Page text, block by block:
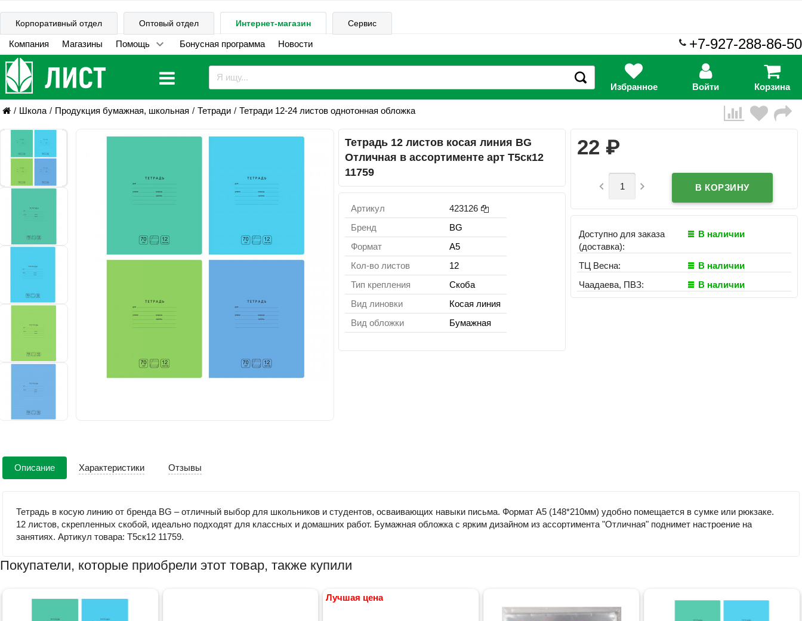
Корпоративный отдел Оптовый отдел Интернет-магазин Сервис
Компания Магазины Помощь Бонусная программа Новости +7-927-288-86-50
Избранное Войти Корзина
Школа Продукция бумажная, школьная Тетради Тетради 12-24 листов однотонная обложка
Тетрадь 12 листов косая линия BG
Отличная в ассортименте арт Т5ск12
11759
Артикул
423126
Бренд
BG
Формат
А5
Кол-во листов
12
Тип крепления
Скоба
Вид линовки
Косая линия
Вид обложки
Бумажная
22 ₽
 
Доступно для заказа
(доставка):
В наличии
ТЦ Весна:
В наличии
Чаадаева, ПВЗ:
В наличии
Описание Характеристики Отзывы
Тетрадь в косую линию от бренда BG – отличный выбор для школьников и студентов, осваивающих навыки письма. Формат А5 (148*210мм) удобно помещается в сумке или рюкзаке.
12 листов, скрепленных скобой, идеально подходят для классных и домашних работ. Бумажная обложка с ярким дизайном из ассортимента "Отличная" поднимет настроение на
занятиях. Артикул товара: Т5ск12 11759.
Покупатели, которые приобрели этот товар, также купили
Лучшая цена